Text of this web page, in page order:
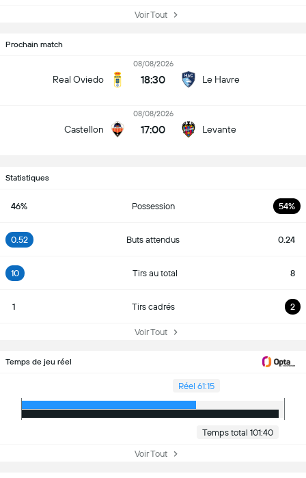
Voir Tout
Prochain match
Real Oviedo
08/08/2026
18:30 Le Havre
Castellon
08/08/2026
17:00 Levante
Statistiques
46% Possession 54%
0.52 Buts attendus 0.24
10 Tirs au total 8
1 Tirs cadrés 2
Voir Tout
Temps de jeu réel
Réel 61:15
Temps total 101:40
Voir Tout